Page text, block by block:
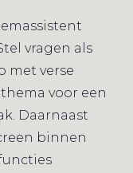
vragen als
met verse
voor een
Daarnaast
binnen